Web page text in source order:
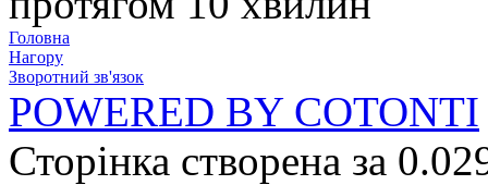
Головна
Нагору
Зворотний зв'язок
POWERED BY COTONTI
Сторінка створена за